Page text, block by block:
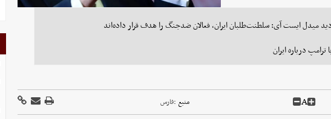
میدل‌ ایست آی: سلطنت‌طلبان ایران، فعالان ضدجنگ را هدف قرار داده‌اند
درباره ایران
A منبع :فارس